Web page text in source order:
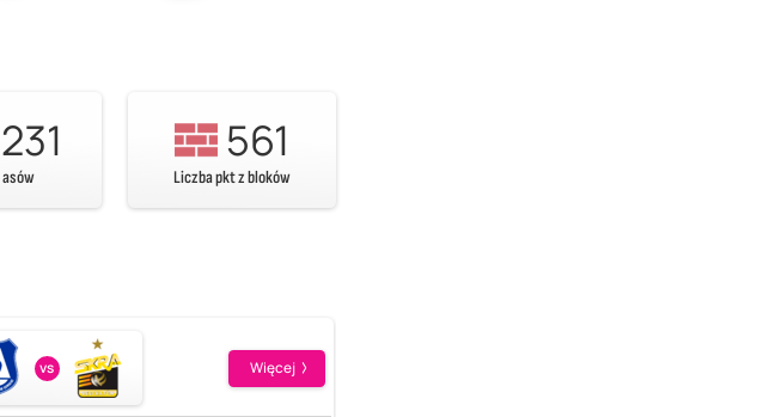
231 561
Liczba pkt z bloków
vs Więcej